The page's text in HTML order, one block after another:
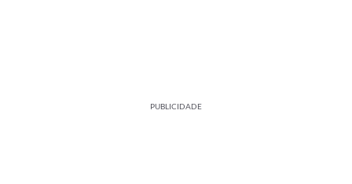
PUBLICIDADE